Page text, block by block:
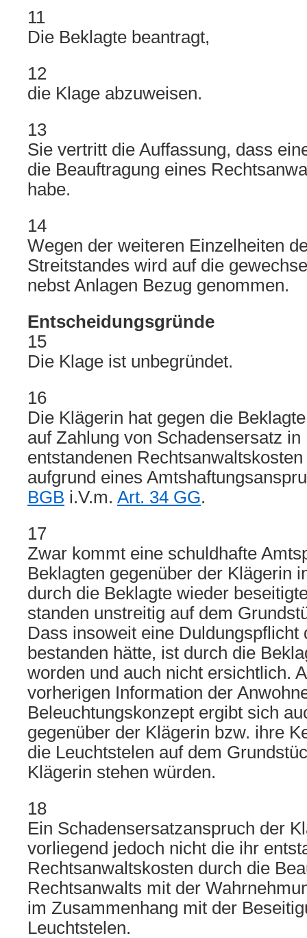
11
Die Beklagte beantragt,
12
die Klage abzuweisen.
13
Sie vertritt die Auffassung, dass
die Beauftragung eines
habe.
14
Wegen der weiteren Einzelheiten
Streitstandes wird auf die
nebst Anlagen Bezug genommen.
Entscheidungsgründe
15
Die Klage ist unbegründet.
16
Die Klägerin hat gegen die
auf Zahlung von Schadensersatz in
entstandenen
aufgrund eines
BGB i.V.m. Art. 34 GG.
17
Zwar kommt eine schuldhafte
Beklagten gegenüber der Klägerin
durch die Beklagte wieder
standen unstreitig auf dem
Dass insoweit eine Duldungspflicht
bestanden hätte, ist durch die
worden und auch nicht ersichtlich.
vorherigen Information der
Beleuchtungskonzept ergibt sich
gegenüber der Klägerin bzw. ihre
die Leuchtstelen auf dem
Klägerin stehen würden.
18
Ein Schadensersatzanspruch der
vorliegend jedoch nicht die ihr
Rechtsanwaltskosten durch die
Rechtsanwalts mit der
im Zusammenhang mit der
Leuchtstelen.